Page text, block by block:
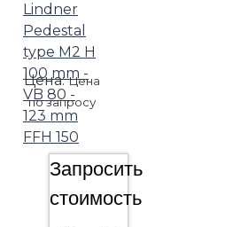
Lindner
Pedestal
type M2 H
100 mm -
VB 80 -
123 mm
FFH 150
Цена:Цена
по запросу
Запросить
стоимость